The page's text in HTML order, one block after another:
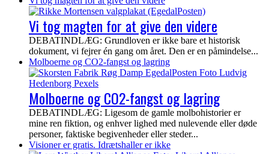
Vi tog magten for at give den videre
DEBATINDLÆG: Grundloven er ikke bare et historisk
dokument, vi fejrer én gang om året. Den er en påmindelse...
Molboerne og CO2-fangst og lagring
Molboerne og CO2-fangst og lagring
DEBATINDLÆG: Ligesom de gamle molbohistorier er
mine ren fiktion, og enhver lighed med nulevende eller døde
personer, faktiske begivenheder eller steder...
Visioner er gratis. Idrætshaller er ikke